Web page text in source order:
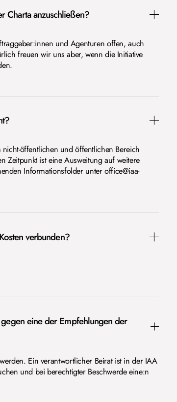
Charta anzuschließen?
und Agenturen offen, auch
freuen wir uns aber, wenn die Initiative
öffentlichen und öffentlichen Bereich
Zeitpunkt ist eine Ausweitung auf weitere
Informationsfolder unter office@iaa-
verbunden?
eine der Empfehlungen der
Ein verantwortlicher Beirat ist in der IAA
und bei berechtigter Beschwerde eine:n